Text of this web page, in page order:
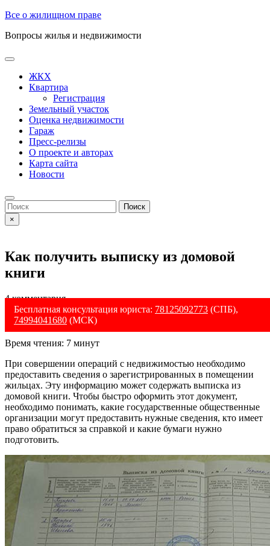
Skip
content
Все о жилищном праве
Вопросы жилья и недвижимости
Open
ButtonЖКХ
Квартира
Регистрация
Земельный участок
Оценка недвижимости
Гараж
Пресс-релизы
О проекте и авторах
Карта сайта
Новости
Close
Button
Search
for:
×
Как получить выписку из домовой
книги
4 комментария
Бесплатная консультация юриста: 78125092773 (СПБ),
74994041680 (МСК)
Время чтения: 7 минут
При совершении операций с недвижимостью необходимо
предоставить сведения о зарегистрированных в помещении
жильцах. Эту информацию может содержать выписка из
домовой книги. Чтобы быстро оформить этот документ,
необходимо понимать, какие государственные общественные
организации могут предоставить нужные сведения, кто имеет
право обратиться за справкой и какие бумаги нужно
подготовить.